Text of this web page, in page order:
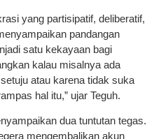
yang partisipatif, deliberatif,
pandangan
satu kekayaan bagi
kalau misalnya ada
atau karena tidak suka
hal itu,” ujar Teguh.
dua tuntutan tegas.
mengembalikan akun